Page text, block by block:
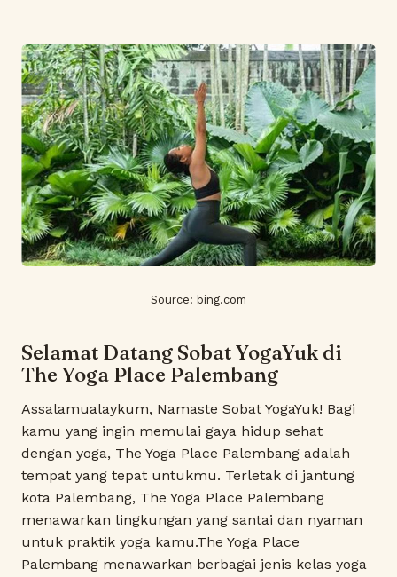
Source: bing.com
Selamat Datang Sobat YogaYuk di
The Yoga Place Palembang
Assalamualaykum, Namaste Sobat YogaYuk! Bagi
kamu yang ingin memulai gaya hidup sehat
dengan yoga, The Yoga Place Palembang adalah
tempat yang tepat untukmu. Terletak di jantung
kota Palembang, The Yoga Place Palembang
menawarkan lingkungan yang santai dan nyaman
untuk praktik yoga kamu.The Yoga Place
Palembang menawarkan berbagai jenis kelas yoga